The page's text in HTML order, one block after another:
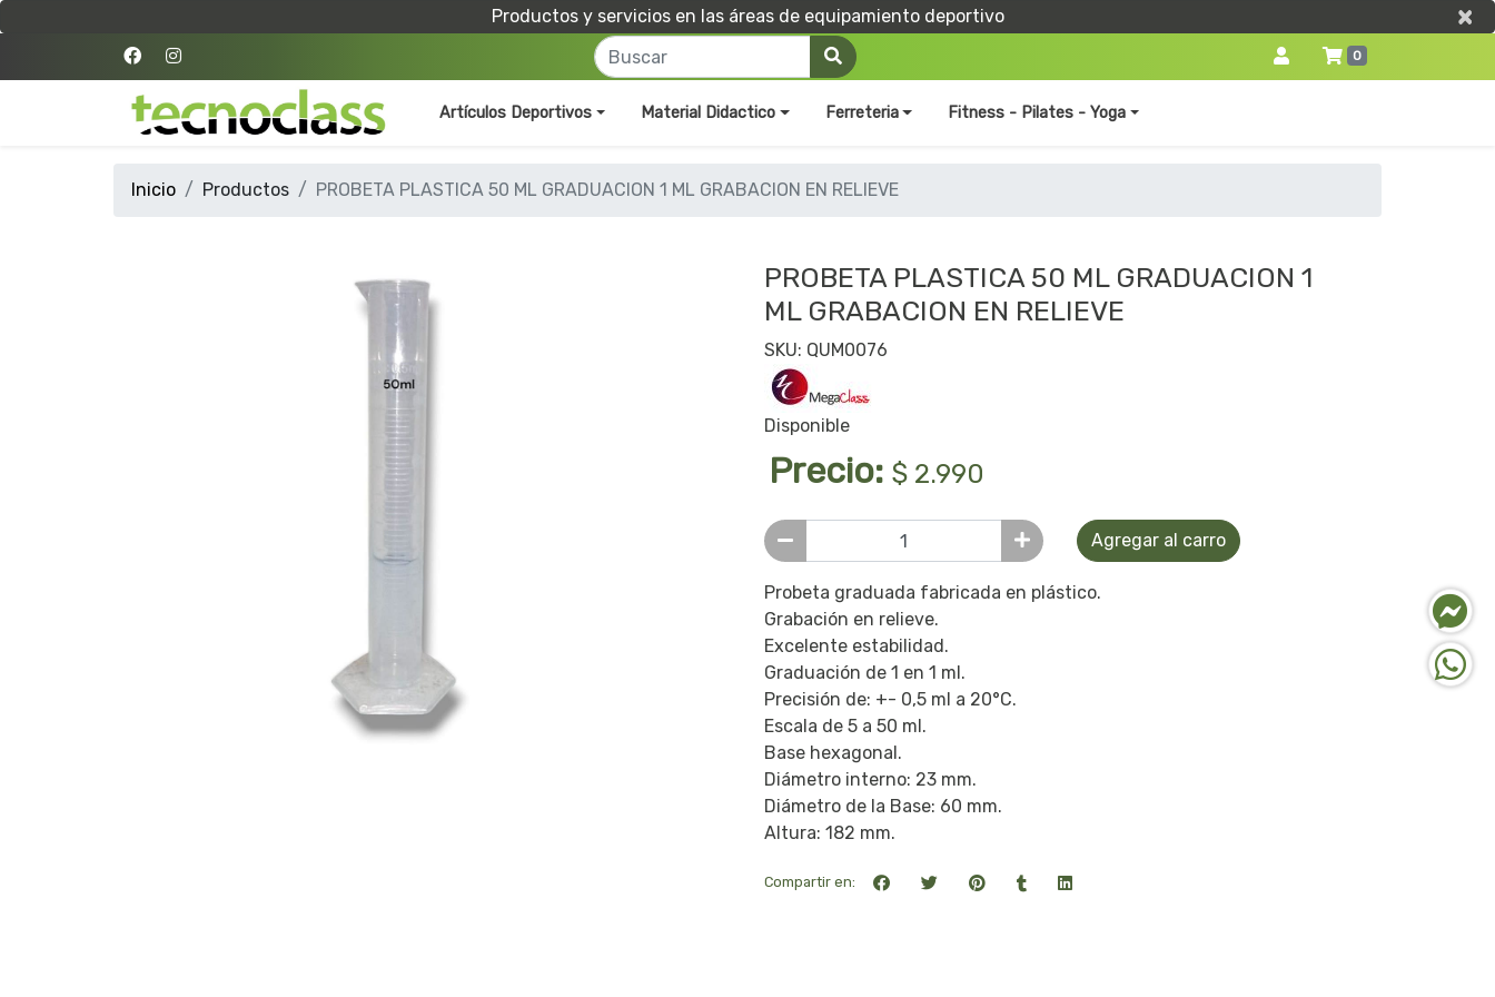
Productos y servicios en las áreas de equipamiento deportivo ×
×
0
Artículos Deportivos Material Didactico Ferreteria Fitness - Pilates - Yoga
Inicio Productos PROBETA PLASTICA 50 ML GRADUACION 1 ML GRABACION EN RELIEVE
PROBETA PLASTICA 50 ML GRADUACION 1
ML GRABACION EN RELIEVE
SKU: QUM0076
Disponible
Precio: $ 2.990
Agregar al carro
Probeta graduada fabricada en plástico.
Grabación en relieve.
Excelente estabilidad.
Graduación de 1 en 1 ml.
Precisión de: +- 0,5 ml a 20°C.
Escala de 5 a 50 ml.
Base hexagonal.
Diámetro interno: 23 mm.
Diámetro de la Base: 60 mm.
Altura: 182 mm.
Compartir en: